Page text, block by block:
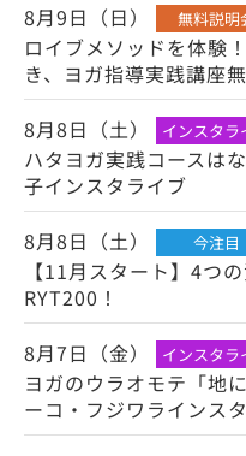
8月9日（日） 無料説明
ロイブメソッドを体験
き、ヨガ指導実践講座
8月8日（土）
インスタラ
ハタヨガ実践コースは
子インスタライブ
8月8日（土）
今注目
【11月スタート】4つ
RYT200！
8月7日（金）
インスタラ
ヨガのウラオモテ「地
ーコ・フジワラインス